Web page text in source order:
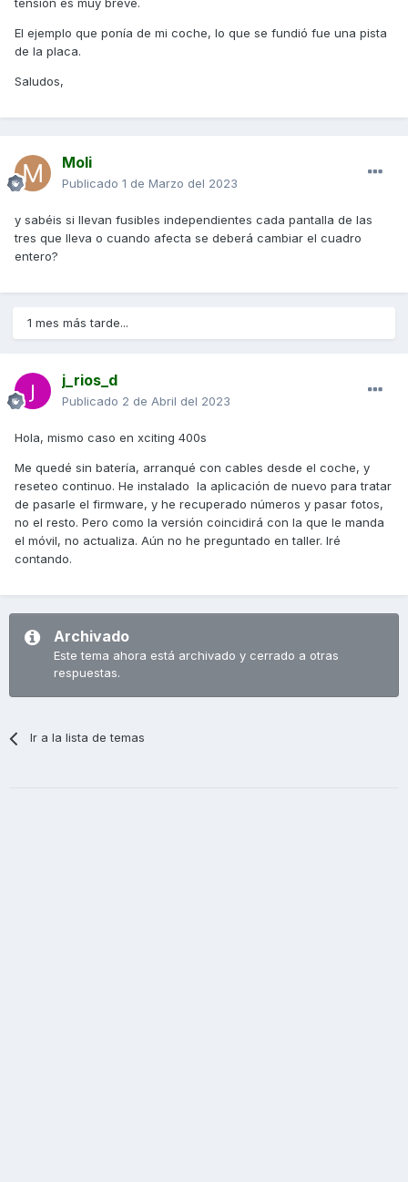
tensión es muy breve.
El ejemplo que ponía de mi coche, lo que se fundió fue una pista
de la placa.
Saludos,
Moli
Publicado 1 de Marzo del 2023
y sabéis si llevan fusibles independientes cada pantalla de las
tres que lleva o cuando afecta se deberá cambiar el cuadro
entero?
1 mes más tarde...
j_rios_d
Publicado 2 de Abril del 2023
Hola, mismo caso en xciting 400s
Me quedé sin batería, arranqué con cables desde el coche, y
reseteo continuo. He instalado la aplicación de nuevo para tratar
de pasarle el firmware, y he recuperado números y pasar fotos,
no el resto. Pero como la versión coincidirá con la que le manda
el móvil, no actualiza. Aún no he preguntado en taller. Iré
contando.
Archivado
Este tema ahora está archivado y cerrado a otras
respuestas.
Ir a la lista de temas